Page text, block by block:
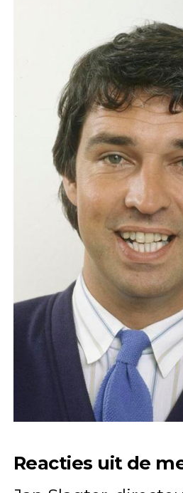
Reacties uit de